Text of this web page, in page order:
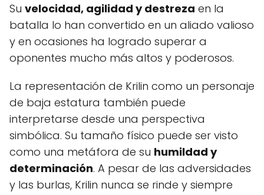
Su velocidad, agilidad y destreza en la
batalla lo han convertido en un aliado valioso
y en ocasiones ha logrado superar a
oponentes mucho más altos y poderosos.
La representación de Krilin como un personaje
de baja estatura también puede
interpretarse desde una perspectiva
simbólica. Su tamaño físico puede ser visto
como una metáfora de su humildad y
determinación. A pesar de las adversidades
y las burlas, Krilin nunca se rinde y siempre